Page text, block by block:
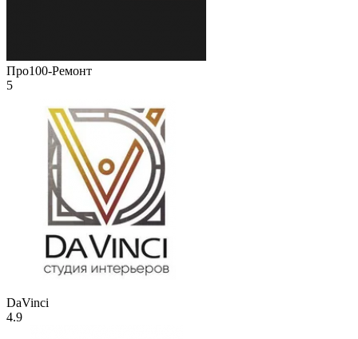
Про100-Ремонт
5
DaVinci
4.9